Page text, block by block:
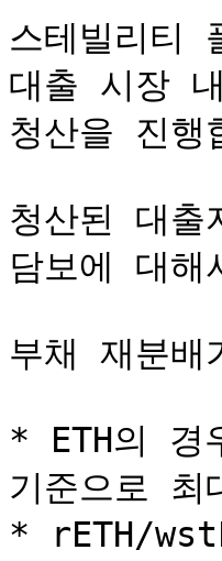
스테빌리티
대출 시장
청산을 진행
청산된 대
담보에 대
부채 재분
* ETH의 경
기준으로
* rETH/